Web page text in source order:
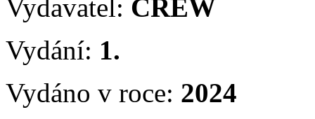
Vydavatel: CREW
Vydání: 1.
Vydáno v roce: 2024